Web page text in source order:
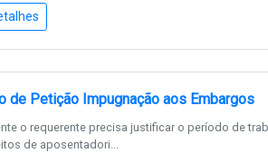
de Petição Impugnação aos Embargos
o requerente precisa justificar o período de
de aposentadori...